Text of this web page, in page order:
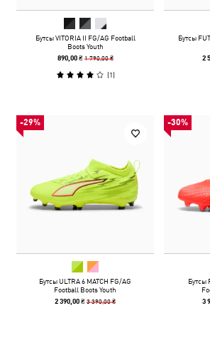
Бутсы VITORIA II FG/AG Football
Boots Youth
890,00 ₴ 1 790,00 ₴
(1)
Бутсы
2
-29%
Бутсы ULTRA 6 MATCH FG/AG
Football Boots Youth
2 390,00 ₴3 390,00 ₴
-30%
Бутсы
3